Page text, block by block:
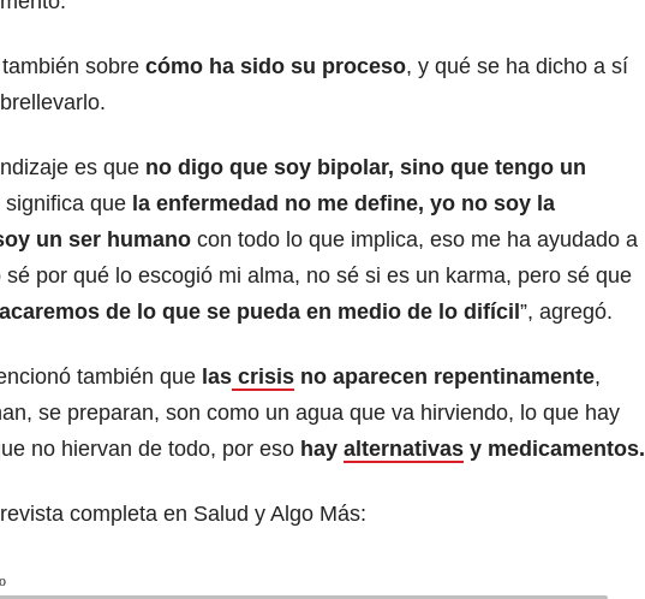
sobre cómo ha sido su proceso, y qué se ha dicho a sí
es que no digo que soy bipolar, sino que tengo un
significa que la enfermedad no me define, yo no soy la
un ser humano con todo lo que implica, eso me ha ayudado a
por qué lo escogió mi alma, no sé si es un karma, pero sé que
de lo que se pueda en medio de lo difícil ”, agregó.
también que las crisis no aparecen repentinamente,
se preparan, son como un agua que va hirviendo, lo que hay
no hiervan de todo, por eso hay alternativas y medicamentos.
completa en Salud y Algo Más: